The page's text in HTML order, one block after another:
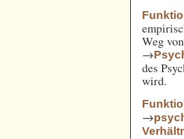
Weg
→
des
wird.
→